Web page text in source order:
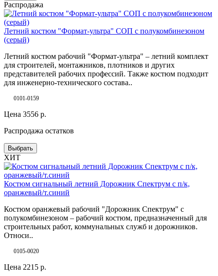
Распродажа
Летний костюм "Формат-ультра" СОП с полукомбинезоном
(серый)
Летний костюм рабочий "Формат-ультра" – летний комплект
для строителей, монтажников, плотников и других
представителей рабочих профессий. Также костюм подходит
для инженерно-технического состава..
0101-0159
Цена 3556 р.
Распродажа остатков
Выбрать
ХИТ
Костюм сигнальный летний Дорожник Спектрум с п/к,
оранжевый/т.синий
Костюм оранжевый рабочий "Дорожник Спектрум" с
полукомбинезоном – рабочий костюм, предназначенный для
строительных работ, коммунальных служб и дорожников.
Относи..
0105-0020
Цена 2215 р.